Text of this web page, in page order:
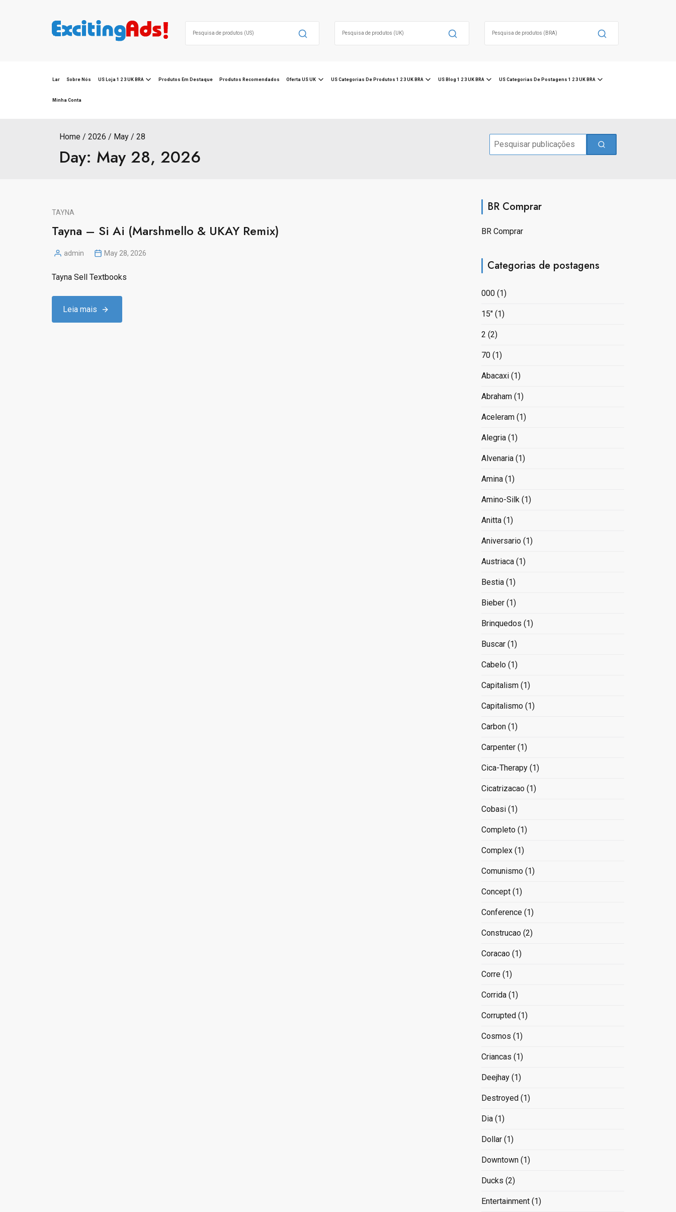
Lar Sobre Nós US Loja 1 2 3 UK BRA Produtos Em Destaque Produtos Recomendados Oferta US UK US Categorias De Produtos 1 2 3 UK BRA US Blog 1 2 3 UK BRA US Categorias De Postagens 1 2 3 UK BRA
Minha Conta
Home 2026 May 28
Day: May 28, 2026
Search
TAYNA
Tayna – Si Ai (Marshmello & UKAY Remix)
Posted
admin May 28, 2026
Tayna Sell Textbooks
Leia mais
BR Comprar
BR Comprar
Categorias de postagens
000(1)
15"(1)
2 (2)
70(1)
Abacaxi(1)
Abraham(1)
Aceleram(1)
Alegria(1)
Alvenaria(1)
Amina(1)
Amino-Silk (1)
Anitta(1)
Aniversario(1)
Austriaca(1)
Bestia(1)
Bieber(1)
Brinquedos (1)
Buscar(1)
Cabelo(1)
Capitalism(1)
Capitalismo(1)
Carbon(1)
Carpenter(1)
Cica-Therapy(1)
Cicatrizacao(1)
Cobasi(1)
Completo(1)
Complex(1)
Comunismo(1)
Concept(1)
Conference(1)
Construcao(2)
Coracao(1)
Corre(1)
Corrida(1)
Corrupted(1)
Cosmos (1)
Criancas (1)
Deejhay(1)
Destroyed(1)
Dia(1)
Dollar(1)
Downtown(1)
Ducks (2)
Entertainment(1)